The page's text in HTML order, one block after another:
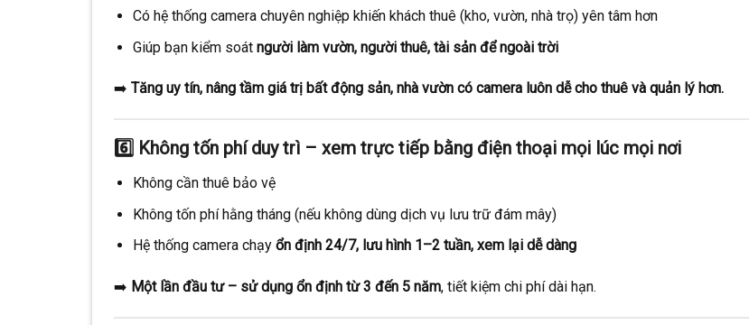
Có hệ thống camera chuyên nghiệp khiến khách thuê (kho, vườn, nhà trọ) yên tâm hơn
Giúp bạn kiểm soát người làm vườn, người thuê, tài sản để ngoài trời
➡️ Tăng uy tín, nâng tầm giá trị bất động sản, nhà vườn có camera luôn dễ cho thuê và quản lý hơn.
6️⃣ Không tốn phí duy trì – xem trực tiếp bằng điện thoại mọi lúc mọi nơi
Không cần thuê bảo vệ
Không tốn phí hằng tháng (nếu không dùng dịch vụ lưu trữ đám mây)
Hệ thống camera chạy ổn định 24/7, lưu hình 1–2 tuần, xem lại dễ dàng
➡️ Một lần đầu tư – sử dụng ổn định từ 3 đến 5 năm, tiết kiệm chi phí dài hạn.